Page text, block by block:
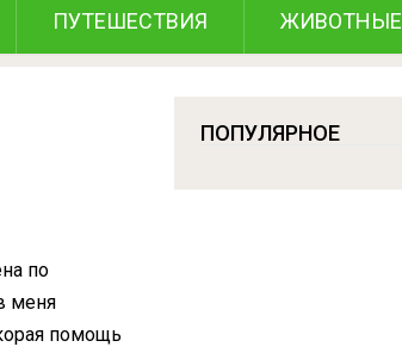
ПУТЕШЕСТВИЯ ЖИВОТНЫЕ
по
меня
помощь
ПОПУЛЯРНОЕ